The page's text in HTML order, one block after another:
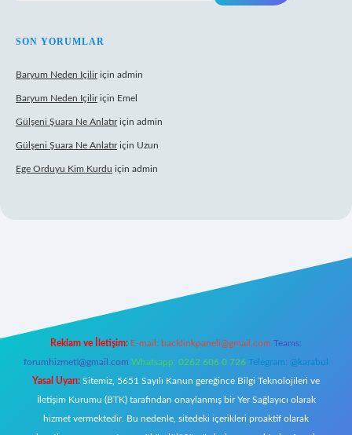
SON YORUMLAR
Baryum Neden Içiliriçin admin
Baryum Neden Içiliriçin Emel
Gülşeni Şuara Ne Anlatıriçin admin
Gülşeni Şuara Ne Anlatıriçin Uzun
Ege Orduyu Kim Kurdu için admin
Reklam ve İletişim: E-mail: backlinkpaneli@gmail.com Teams:
forumhizmeti@gmail.com Whatsapp: 0262 606 0 726 Telegram: @karabul
Yasal Uyarı: Sitemiz, 5651 Sayılı Kanun gereğince Bilgi Teknolojileri ve
İletişim Kurumu (BTK) tarafından onaylanmış bir Yer Sağlayıcı olarak
hizmet vermektedir. Bu nedenle, sitedeki içerikleri proaktif olarak